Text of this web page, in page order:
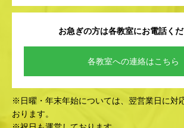
お急ぎの方は各教室にお電話くだ
各教室への連絡はこちら
※日曜・年末年始については、翌営業日に対
おります。